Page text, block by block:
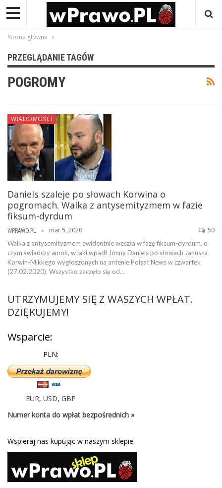
Strona główna
PRZEGLĄDANIE TAGÓW
POGROMY
WIADOMOŚCI
Daniels szaleje po słowach Korwina o
pogromach. Walka z antysemityzmem w fazie
fiksum-dyrdum
WPRAWO.PL mar 5, 2020 50
Walka z antysemityzmem ewidentnie weszła w fazę fiksum-dyrdum, o
czym świadczy amok, w jaki wpadł Jonny Daniels po słowach Janusza
Korwin-Mikkego wygłoszonych na antenie Polsat News w czwartek
(27.02.2020). Wszystko zaczęło się od…
UTRZYMUJEMY SIĘ Z WASZYCH WPŁAT.
DZIĘKUJEMY!
Wsparcie:
PLN:
EUR, USD, GBP
Numer konta do wpłat bezpośrednich »
Wspieraj nas kupując w naszym sklepie.